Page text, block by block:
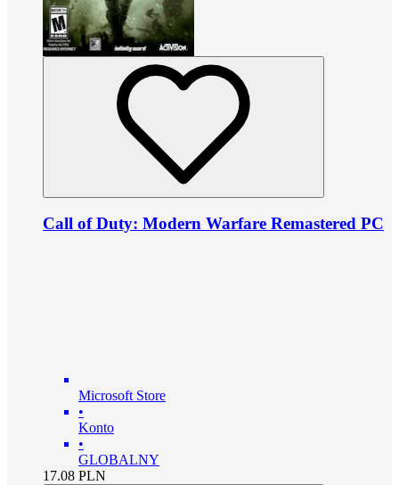
Call of Duty: Modern Warfare Remastered PC
Microsoft Store
•
Konto
•
GLOBALNY
17.08 PLN